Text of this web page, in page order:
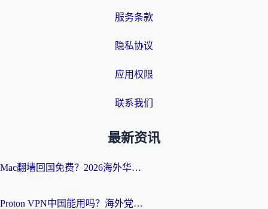
服务条款
隐私协议
应用权限
联系我们
最新资讯
Mac翻墙回国免费？2026海外华人亲测：从CCTV5直播到国内APP，这样选加速器才靠谱
Proton VPN中国能用吗？海外党选回国加速器的避坑指南（附番茄加速器实测）